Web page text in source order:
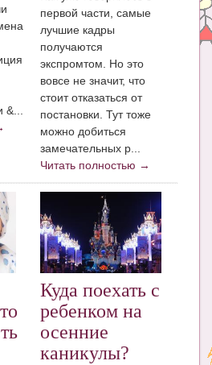
&...
первой части, самые
лучшие кадры
получаются
экспромтом. Но это
вовсе не значит, что
стоит отказаться от
постановки. Тут тоже
можно добиться
замечательных р...
Читать полностью →
Куда поехать с
ребенком на
осенние
каникулы?